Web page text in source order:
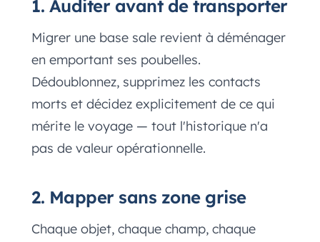
1. Auditer avant de transporter
Migrer une base sale revient à déménager
en emportant ses poubelles.
Dédoublonnez, supprimez les contacts
morts et décidez explicitement de ce qui
mérite le voyage — tout l'historique n'a
pas de valeur opérationnelle.
2. Mapper sans zone grise
Chaque objet, chaque champ, chaque